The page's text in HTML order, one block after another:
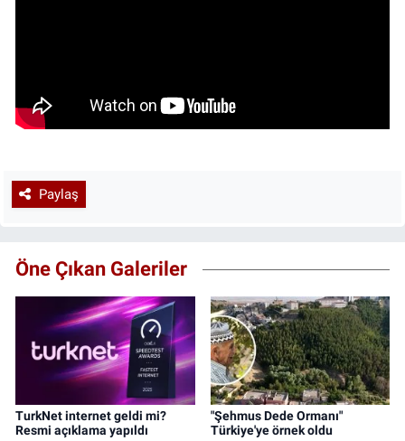
Paylaş
Öne Çıkan Galeriler
TurkNet internet geldi mi?
Resmi açıklama yapıldı
"Şehmus Dede Ormanı"
Türkiye'ye örnek oldu